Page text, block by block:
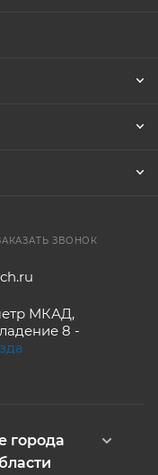
ЗВОНОК
МКАД,
8 -
города